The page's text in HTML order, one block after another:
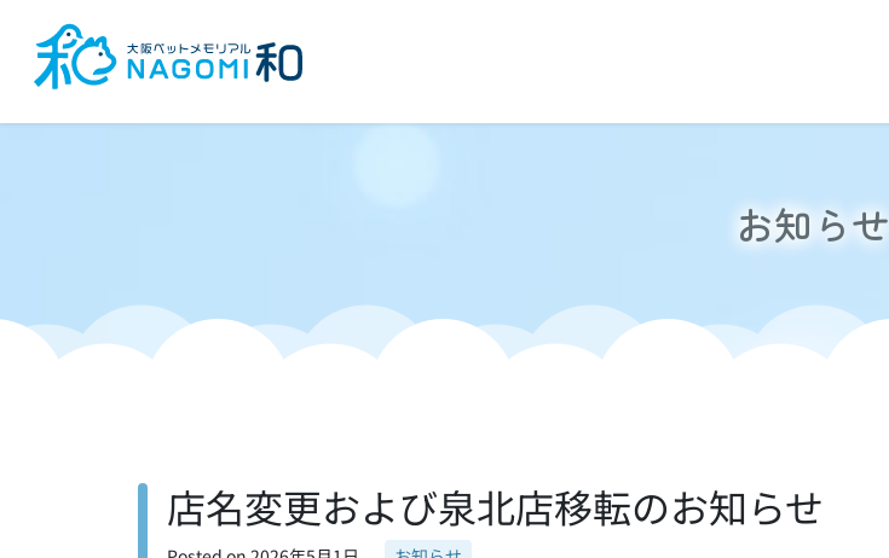
お知らせ
店名変更および泉北店移転のお知らせ